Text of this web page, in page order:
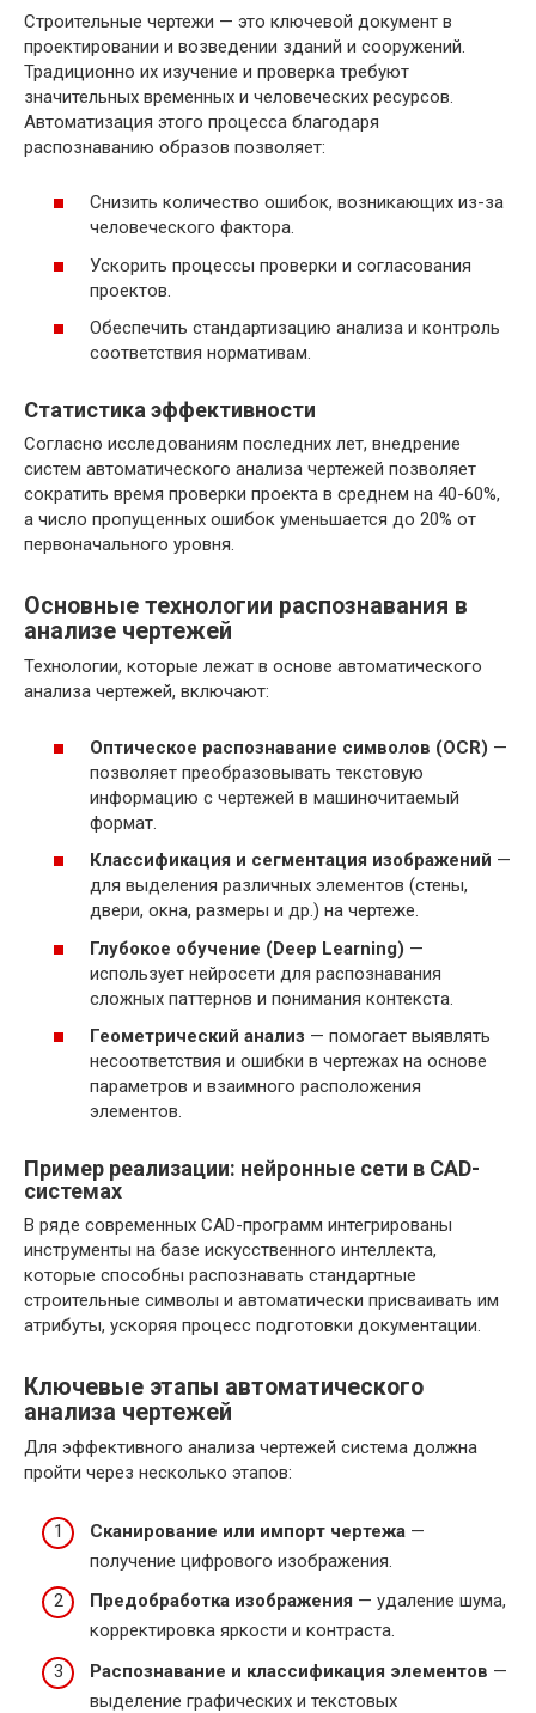
Строительные чертежи — это ключевой документ в
проектировании и возведении зданий и сооружений.
Традиционно их изучение и проверка требуют
значительных временных и человеческих ресурсов.
Автоматизация этого процесса благодаря
распознаванию образов позволяет:
Снизить количество ошибок, возникающих из-за
человеческого фактора.
Ускорить процессы проверки и согласования
проектов.
Обеспечить стандартизацию анализа и контроль
соответствия нормативам.
Статистика эффективности
Согласно исследованиям последних лет, внедрение
систем автоматического анализа чертежей позволяет
сократить время проверки проекта в среднем на 40-60%,
а число пропущенных ошибок уменьшается до 20% от
первоначального уровня.
Основные технологии распознавания в
анализе чертежей
Технологии, которые лежат в основе автоматического
анализа чертежей, включают:
Оптическое распознавание символов (OCR) —
позволяет преобразовывать текстовую
информацию с чертежей в машиночитаемый
формат.
Классификация и сегментация изображений —
для выделения различных элементов (стены,
двери, окна, размеры и др.) на чертеже.
Глубокое обучение (Deep Learning) —
использует нейросети для распознавания
сложных паттернов и понимания контекста.
Геометрический анализ — помогает выявлять
несоответствия и ошибки в чертежах на основе
параметров и взаимного расположения
элементов.
Пример реализации: нейронные сети в CAD-
системах
В ряде современных CAD-программ интегрированы
инструменты на базе искусственного интеллекта,
которые способны распознавать стандартные
строительные символы и автоматически присваивать им
атрибуты, ускоряя процесс подготовки документации.
Ключевые этапы автоматического
анализа чертежей
Для эффективного анализа чертежей система должна
пройти через несколько этапов:
Сканирование или импорт чертежа —
получение цифрового изображения.
Предобработка изображения — удаление шума,
корректировка яркости и контраста.
Распознавание и классификация элементов —
выделение графических и текстовых